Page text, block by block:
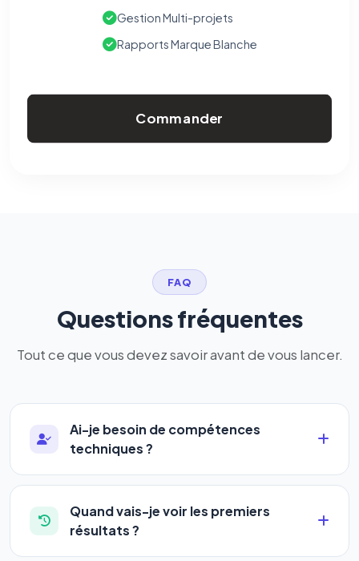
Gestion Multi-projets
Rapports Marque Blanche
Commander
FAQ
Questions fréquentes
Tout ce que vous devez savoir avant de vous lancer.
Ai-je besoin de compétences
techniques ?
Absolument pas. Notre logiciel a été conçu pour
être accessible àtous les profils: artisans,
commerçants, auto-entrepreneurs, PME ou
Quand vais-je voir les premiers
résultats ?